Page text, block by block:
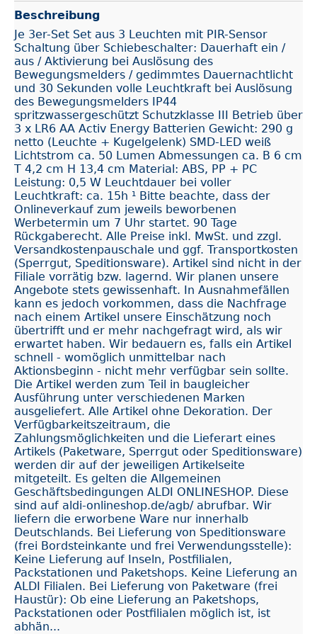
Beschreibung
Je 3er-Set Set aus 3 Leuchten mit PIR-Sensor
Schaltung über Schiebeschalter: Dauerhaft ein /
aus / Aktivierung bei Auslösung des
Bewegungsmelders / gedimmtes Dauernachtlicht
und 30 Sekunden volle Leuchtkraft bei Auslösung
des Bewegungsmelders IP44
spritzwassergeschützt Schutzklasse III Betrieb über
3 x LR6 AA Activ Energy Batterien Gewicht: 290 g
netto (Leuchte + Kugelgelenk) SMD-LED weiß
Lichtstrom ca. 50 Lumen Abmessungen ca. B 6 cm
T 4,2 cm H 13,4 cm Material: ABS, PP + PC
Leistung: 0,5 W Leuchtdauer bei voller
Leuchtkraft: ca. 15h ¹ Bitte beachte, dass der
Onlineverkauf zum jeweils beworbenen
Werbetermin um 7 Uhr startet. 90 Tage
Rückgaberecht. Alle Preise inkl. MwSt. und zzgl.
Versandkostenpauschale und ggf. Transportkosten
(Sperrgut, Speditionsware). Artikel sind nicht in der
Filiale vorrätig bzw. lagernd. Wir planen unsere
Angebote stets gewissenhaft. In Ausnahmefällen
kann es jedoch vorkommen, dass die Nachfrage
nach einem Artikel unsere Einschätzung noch
übertrifft und er mehr nachgefragt wird, als wir
erwartet haben. Wir bedauern es, falls ein Artikel
schnell - womöglich unmittelbar nach
Aktionsbeginn - nicht mehr verfügbar sein sollte.
Die Artikel werden zum Teil in baugleicher
Ausführung unter verschiedenen Marken
ausgeliefert. Alle Artikel ohne Dekoration. Der
Verfügbarkeitszeitraum, die
Zahlungsmöglichkeiten und die Lieferart eines
Artikels (Paketware, Sperrgut oder Speditionsware)
werden dir auf der jeweiligen Artikelseite
mitgeteilt. Es gelten die Allgemeinen
Geschäftsbedingungen ALDI ONLINESHOP. Diese
sind auf aldi-onlineshop.de/agb/ abrufbar. Wir
liefern die erworbene Ware nur innerhalb
Deutschlands. Bei Lieferung von Speditionsware
(frei Bordsteinkante und frei Verwendungsstelle):
Keine Lieferung auf Inseln, Postfilialen,
Packstationen und Paketshops. Keine Lieferung an
ALDI Filialen. Bei Lieferung von Paketware (frei
Haustür): Ob eine Lieferung an Paketshops,
Packstationen oder Postfilialen möglich ist, ist
abhän...